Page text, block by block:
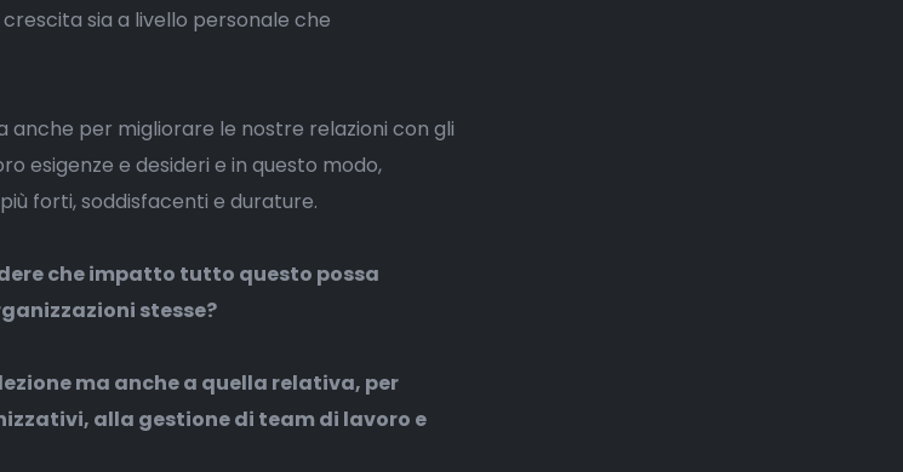
sia a livello personale che
per migliorare le nostre relazioni con gli
esigenze e desideri e in questo modo,
forti, soddisfacenti e durature.
che impatto tutto questo possa
stesse?
ma anche a quella relativa, per
alla gestione di team di lavoro e